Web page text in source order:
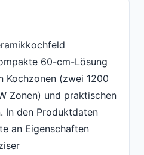
60-cm-Lösung
Kochzonen (zwei 1200
Zonen) und praktischen
In den Produktdaten
an Eigenschaften